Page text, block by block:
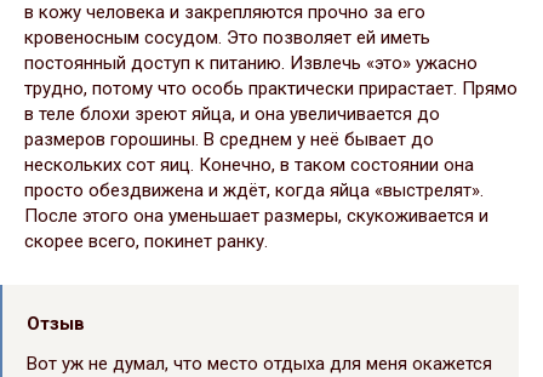
в кожу человека и закрепляются прочно за его
кровеносным сосудом. Это позволяет ей иметь
постоянный доступ к питанию. Извлечь «это» ужасно
трудно, потому что особь практически прирастает. Прямо
в теле блохи зреют яйца, и она увеличивается до
размеров горошины. В среднем у неё бывает до
нескольких сот яиц. Конечно, в таком состоянии она
просто обездвижена и ждёт, когда яйца «выстрелят».
После этого она уменьшает размеры, скукоживается и
скорее всего, покинет ранку.
Отзыв
Вот уж не думал, что место отдыха для меня окажется